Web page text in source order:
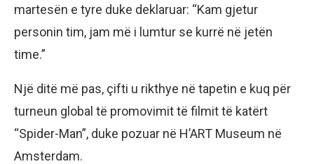
martesën e tyre duke deklaruar: “Kam gjetur
personin tim, jam më i lumtur se kurrë në jetën
time.”
Një ditë më pas, çifti u rikthye në tapetin e kuq për
turneun global të promovimit të filmit të katërt
“Spider-Man”, duke pozuar në H’ART Museum në
Amsterdam.